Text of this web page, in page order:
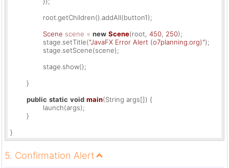
Scene scene = new Scene(root, 450, 250);
		stage.setTitle(
"JavaFX Error Alert (o7planning.org)");
public static void main(String args[]) {
}
5. Confirmation Alert